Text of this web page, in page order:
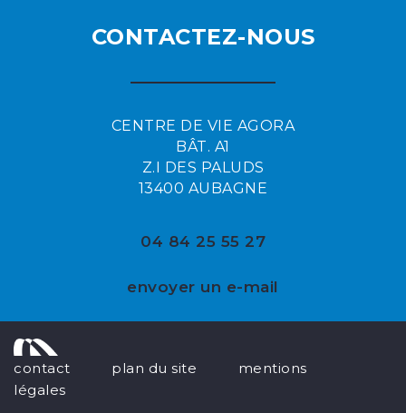
CONTACTEZ-NOUS
CENTRE DE VIE AGORA
BÂT. A1
Z.I DES PALUDS
13400 AUBAGNE
04 84 25 55 27
envoyer un e-mail
contact plan du site
mentions
légales